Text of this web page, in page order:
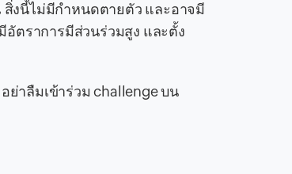
สิ่งนี้ไม่มีกำหนดตายตัว และอาจมี
ตราการมีส่วนร่วมสูง และตั้ง
ย่าลืมเข้าร่วม challenge บน